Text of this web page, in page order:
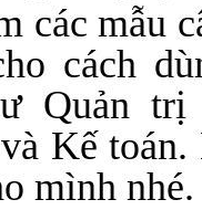
các mẫu
cách
Quản
Kế toán.
mình nhé.